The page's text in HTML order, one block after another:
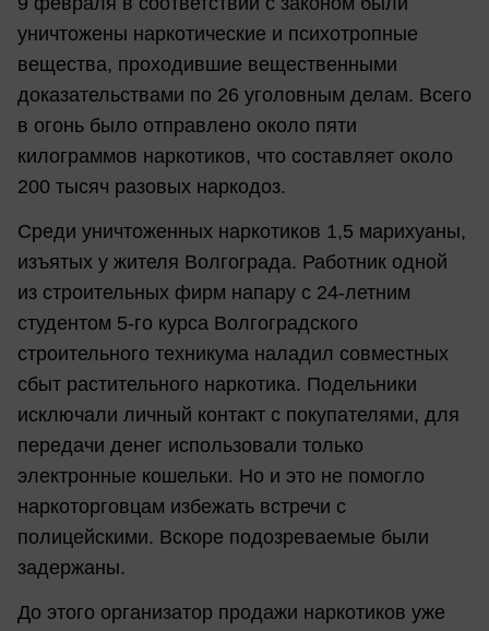
уничтожены наркотические и психотропные
вещества, проходившие вещественными
доказательствами по 26 уголовным делам. Всего
в огонь было отправлено около пяти
килограммов наркотиков, что составляет около
200 тысяч разовых наркодоз.
Среди уничтоженных наркотиков 1,5 марихуаны,
изъятых у жителя Волгограда. Работник одной
из строительных фирм напару с 24-летним
студентом 5-го курса Волгоградского
строительного техникума наладил совместных
сбыт растительного наркотика. Подельники
исключали личный контакт с покупателями, для
передачи денег использовали только
электронные кошельки. Но и это не помогло
наркоторговцам избежать встречи с
полицейскими. Вскоре подозреваемые были
задержаны.
До этого организатор продажи наркотиков уже